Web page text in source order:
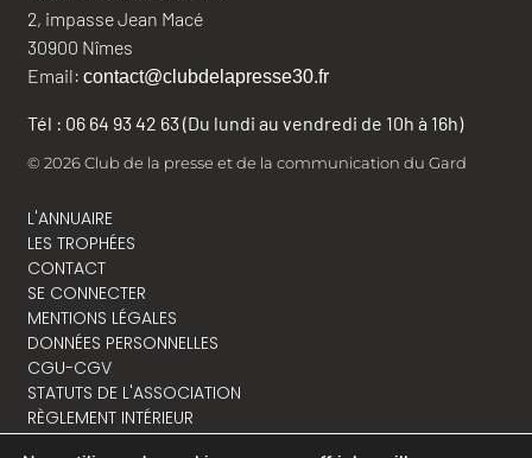
2, impasse Jean Macé
30900 Nîmes
Email: contact@clubdelapresse30.fr
Tél : 06 64 93 42 63 (Du lundi au vendredi de 10h à 16h)
© 2026 Club de la presse et de la communication du Gard
L'ANNUAIRE
LES TROPHÉES
CONTACT
SE CONNECTER
MENTIONS LÉGALES
DONNÉES PERSONNELLES
CGU-CGV
STATUTS DE L'ASSOCIATION
RÈGLEMENT INTÉRIEUR